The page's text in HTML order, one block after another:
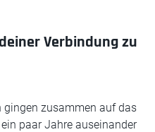
Verbindung zu
gingen zusammen auf das
paar Jahre auseinander